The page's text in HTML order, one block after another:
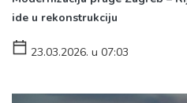
ide u rekonstrukciju
23.03.2026. u 07:03